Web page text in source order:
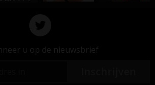
u op de nieuwsbrief